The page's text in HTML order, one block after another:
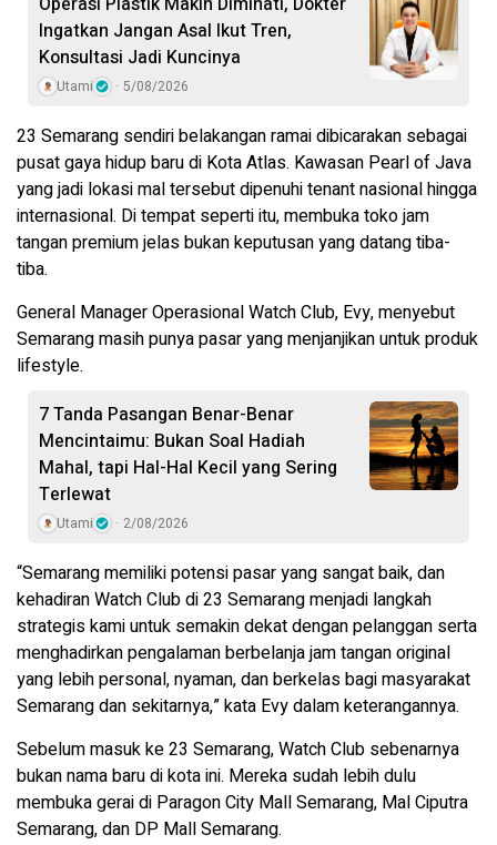
Ingatkan Jangan Asal Ikut Tren,
Konsultasi Jadi Kuncinya
Utami 5/08/2026
23 Semarang sendiri belakangan ramai dibicarakan sebagai
pusat gaya hidup baru di Kota Atlas. Kawasan Pearl of Java
yang jadi lokasi mal tersebut dipenuhi tenant nasional hingga
internasional. Di tempat seperti itu, membuka toko jam
tangan premium jelas bukan keputusan yang datang tiba-
tiba.
General Manager Operasional Watch Club, Evy, menyebut
Semarang masih punya pasar yang menjanjikan untuk produk
lifestyle.
7 Tanda Pasangan Benar-Benar
Mencintaimu: Bukan Soal Hadiah
Mahal, tapi Hal-Hal Kecil yang Sering
Terlewat
Utami 2/08/2026
“Semarang memiliki potensi pasar yang sangat baik, dan
kehadiran Watch Club di 23 Semarang menjadi langkah
strategis kami untuk semakin dekat dengan pelanggan serta
menghadirkan pengalaman berbelanja jam tangan original
yang lebih personal, nyaman, dan berkelas bagi masyarakat
Semarang dan sekitarnya,” kata Evy dalam keterangannya.
Sebelum masuk ke 23 Semarang, Watch Club sebenarnya
bukan nama baru di kota ini. Mereka sudah lebih dulu
membuka gerai di Paragon City Mall Semarang, Mal Ciputra
Semarang, dan DP Mall Semarang.